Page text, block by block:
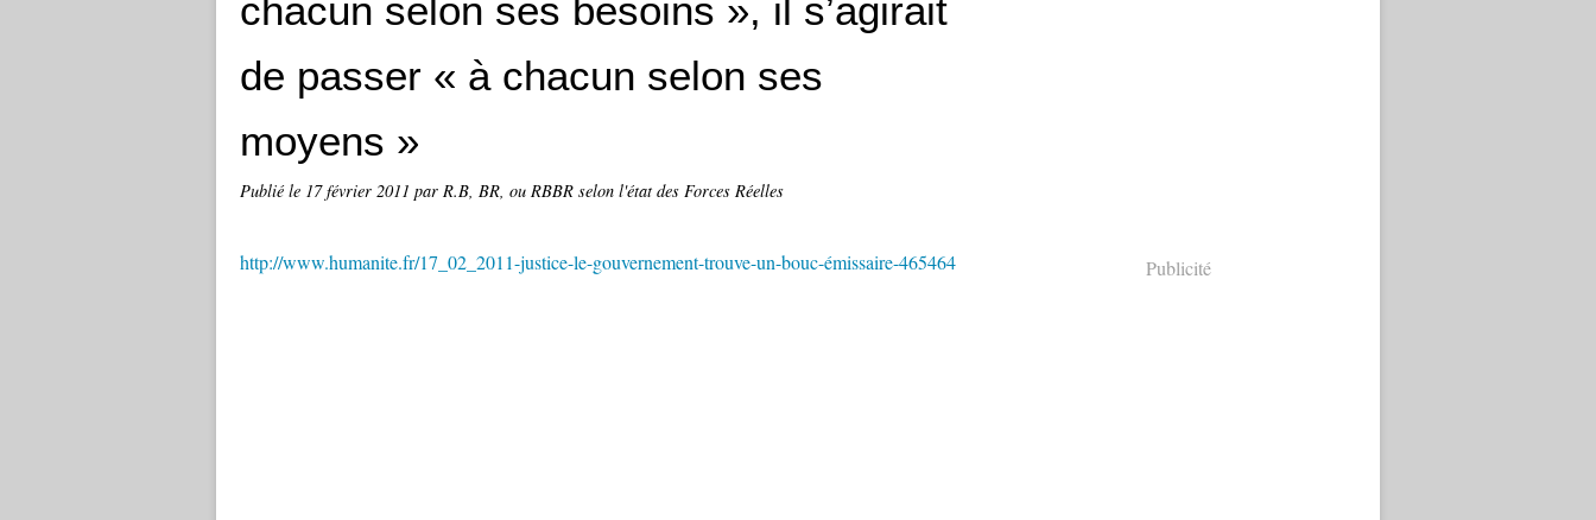
chacun selon ses besoins », il s’agirait
de passer « à chacun selon ses
moyens »
Publié le 17 février 2011 par R.B, BR, ou RBBR selon l'état des Forces Réelles
http://www.humanite.fr/17_02_2011-justice-le-gouvernement-trouve-un-bouc-émissaire-465464 Publicité